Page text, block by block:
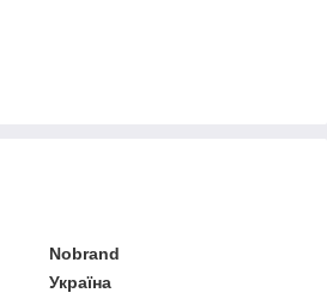
Nobrand
Україна